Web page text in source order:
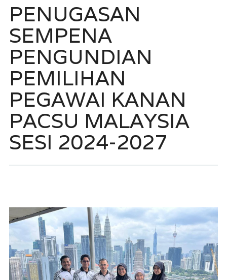
PENUGASAN
SEMPENA
PENGUNDIAN
PEMILIHAN
PEGAWAI KANAN
PACSU MALAYSIA
SESI 2024-2027